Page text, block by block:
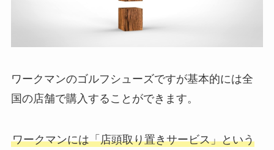
ワークマンのゴルフシューズですが基本的には全
国の店舗で購入することができます。
ワークマンには「店頭取り置きサービス」という